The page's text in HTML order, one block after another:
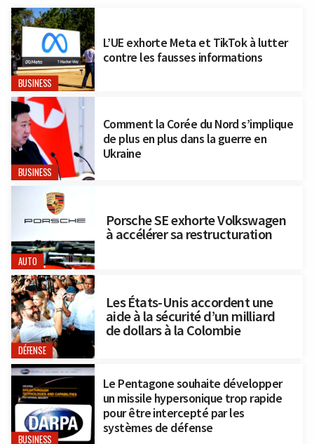
BUSINESS
L’UE exhorte Meta et TikTok à lutter
contre les fausses informations
BUSINESS
Comment la Corée du Nord s’implique
de plus en plus dans la guerre en
Ukraine
AUTO
Porsche SE exhorte Volkswagen
à accélérer sa restructuration
DÉFENSE
Les États-Unis accordent une
aide à la sécurité d’un milliard
de dollars à la Colombie
BUSINESS
Le Pentagone souhaite développer
un missile hypersonique trop rapide
pour être intercepté par les
systèmes de défense